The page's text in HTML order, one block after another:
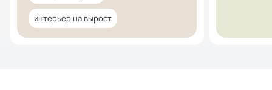
интерьер на вырост